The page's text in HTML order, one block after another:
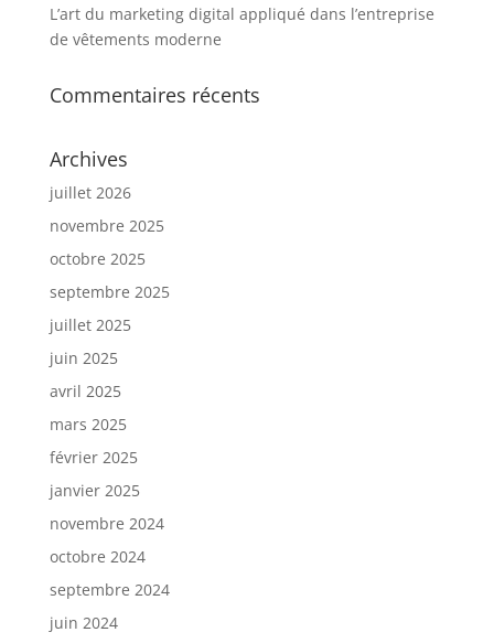
L’art du marketing digital appliqué dans l’entreprise
de vêtements moderne
Commentaires récents
Archives
juillet 2026
novembre 2025
octobre 2025
septembre 2025
juillet 2025
juin 2025
avril 2025
mars 2025
février 2025
janvier 2025
novembre 2024
octobre 2024
septembre 2024
juin 2024